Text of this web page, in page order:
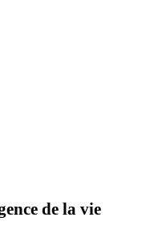
de la vie